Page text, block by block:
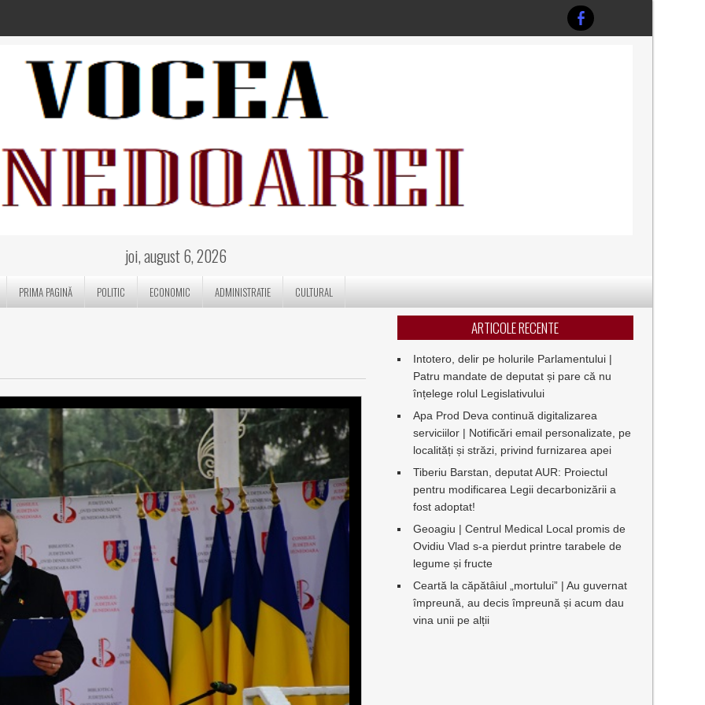
joi, august 6, 2026
PRIMA PAGINĂ POLITIC ECONOMIC ADMINISTRATIE CULTURAL
ARTICOLE RECENTE
Intotero, delir pe holurile Parlamentului |
Patru mandate de deputat și pare că nu
înțelege rolul Legislativului
Apa Prod Deva continuă digitalizarea
serviciilor | Notificări email personalizate, pe
localități și străzi, privind furnizarea apei
Tiberiu Barstan, deputat AUR: Proiectul
pentru modificarea Legii decarbonizării a
fost adoptat!
Geoagiu | Centrul Medical Local promis de
Ovidiu Vlad s-a pierdut printre tarabele de
legume și fructe
Ceartă la căpătâiul „mortului” | Au guvernat
împreună, au decis împreună și acum dau
vina unii pe alții